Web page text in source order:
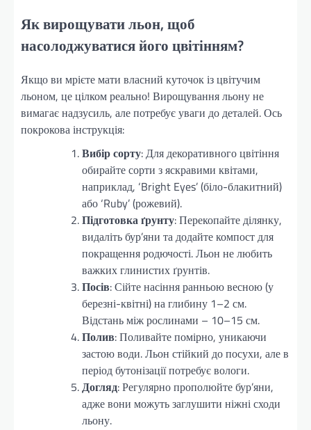
Як вирощувати льон, щоб
насолоджуватися його цвітінням?
Якщо ви мрієте мати власний куточок із цвітучим
льоном, це цілком реально! Вирощування льону не
вимагає надзусиль, але потребує уваги до деталей. Ось
покрокова інструкція:
Вибір сорту: Для декоративного цвітіння
обирайте сорти з яскравими квітами,
наприклад, ‘Bright Eyes’ (біло-блакитний)
або ‘Ruby’ (рожевий).
Підготовка ґрунту: Перекопайте ділянку,
видаліть бур’яни та додайте компост для
покращення родючості. Льон не любить
важких глинистих ґрунтів.
Посів: Сійте насіння ранньою весною (у
березні-квітні) на глибину 1–2 см.
Відстань між рослинами – 10–15 см.
Полив: Поливайте помірно, уникаючи
застою води. Льон стійкий до посухи, але в
період бутонізації потребує вологи.
Догляд: Регулярно прополюйте бур’яни,
адже вони можуть заглушити ніжні сходи
льону.